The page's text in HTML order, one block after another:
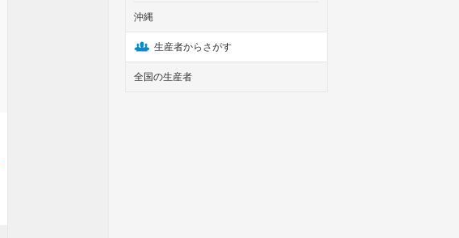
沖縄
生産者からさがす
全国の生産者